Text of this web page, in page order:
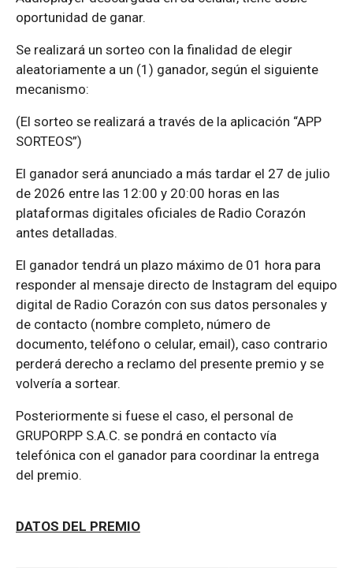
oportunidad de ganar.
Se realizará un sorteo con la finalidad de elegir
aleatoriamente a un (1) ganador, según el siguiente
mecanismo:
(El sorteo se realizará a través de la aplicación “APP
SORTEOS”)
El ganador será anunciado a más tardar el 27 de julio
de 2026 entre las 12:00 y 20:00 horas en las
plataformas digitales oficiales de Radio Corazón
antes detalladas.
El ganador tendrá un plazo máximo de 01 hora para
responder al mensaje directo de Instagram del equipo
digital de Radio Corazón con sus datos personales y
de contacto (nombre completo, número de
documento, teléfono o celular, email), caso contrario
perderá derecho a reclamo del presente premio y se
volvería a sortear.
Posteriormente si fuese el caso, el personal de
GRUPORPP S.A.C. se pondrá en contacto vía
telefónica con el ganador para coordinar la entrega
del premio.
DATOS DEL PREMIO